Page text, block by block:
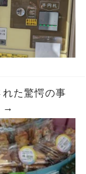
れた驚愕の事
→